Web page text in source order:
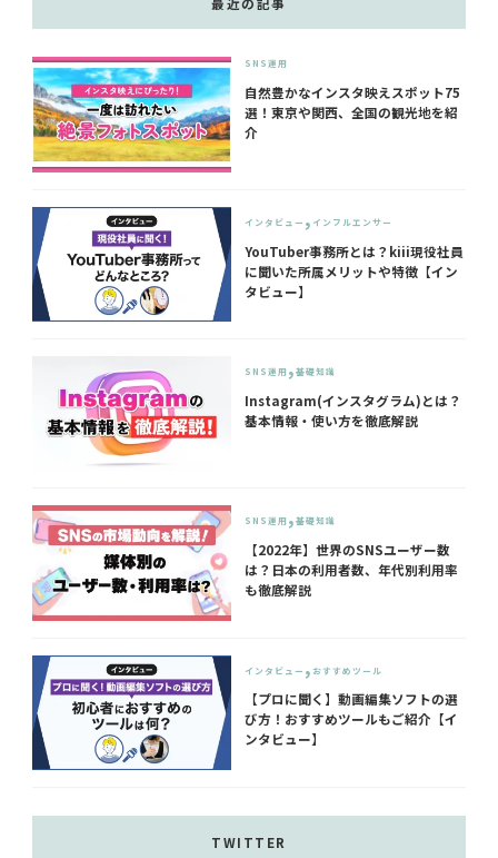
SNS運用
自然豊かなインスタ映えスポット75
選！東京や関西、全国の観光地を紹
介
インタビュー インフルエンサー
YouTuber事務所とは？kiii現役社員
に聞いた所属メリットや特徴【イン
タビュー】
SNS運用 基礎知識
Instagram(インスタグラム)とは？
基本情報・使い方を徹底解説
SNS運用 基礎知識
【2022年】世界のSNSユーザー数
は？日本の利用者数、年代別利用率
も徹底解説
インタビュー おすすめツール
【プロに聞く】動画編集ソフトの選
び方！おすすめツールもご紹介【イ
ンタビュー】
TWITTER